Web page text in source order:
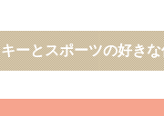
ーとスポーツの好き